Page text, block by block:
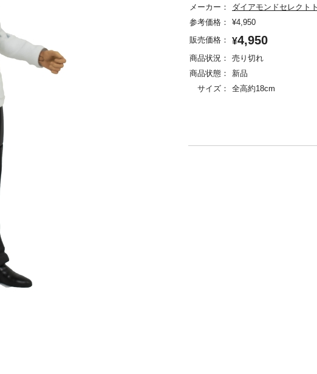
メーカー：
ダイアモンドセレクト
参考価格：
¥4,950
販売価格：
¥4,950
商品状況：
売り切れ
商品状態：
新品
サイズ：
全高約18cm